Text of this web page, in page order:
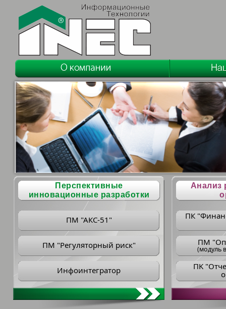
Перспективные
инновационные разработки
ПМ "АКС-51"
ПМ "Регуляторный риск"
Инфоинтегратор
Анализ
ПК
ПM
(модуль
ПK